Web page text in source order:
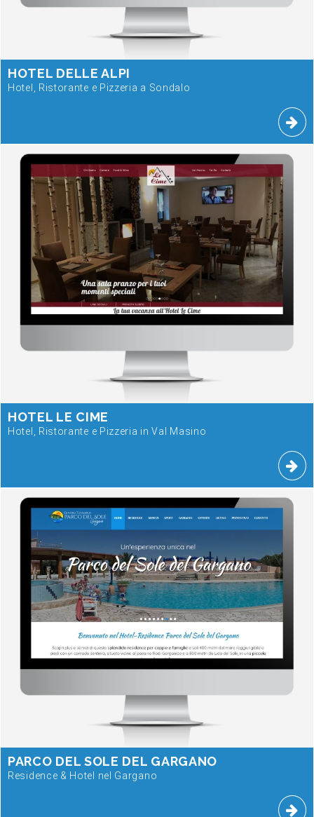
HOTEL DELLE ALPI
Hotel, Ristorante e Pizzeria a Sondalo
HOTEL LE CIME
Hotel, Ristorante e Pizzeria in Val Masino
PARCO DEL SOLE DEL GARGANO
Residence & Hotel nel Gargano